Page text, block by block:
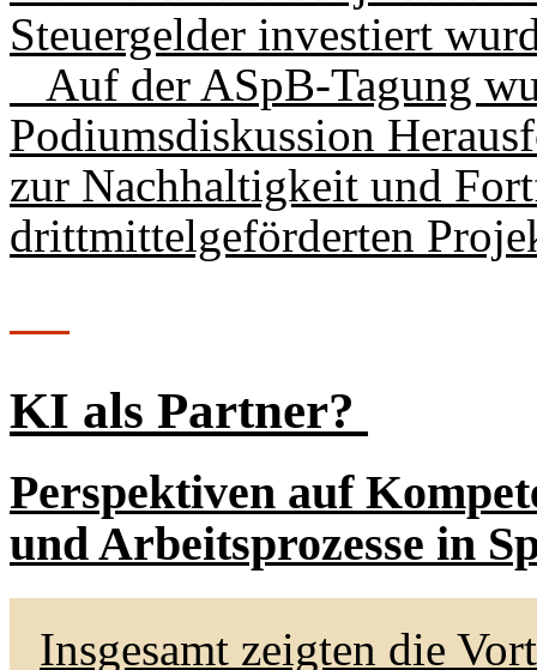
Steuergelder investiert
Auf der ASpB-Tagung
Podiumsdiskussion
zur Nachhaltigkeit und
drittmittelgeförderten
KI als Partner?
Perspektiven auf
und Arbeitsprozesse in
Insgesamt zeigten die